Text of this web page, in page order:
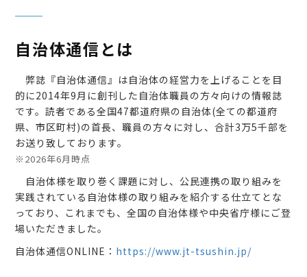
自治体通信とは
弊誌『自治体通信』は自治体の経営力を上げることを目
的に2014年9月に創刊した自治体職員の方々向けの情報誌
です。読者である全国47都道府県の自治体(全ての都道府
県、市区町村)の首長、職員の方々に対し、合計3万5千部を
お送り致しております。
※2026年6月時点
自治体様を取り巻く課題に対し、公民連携の取り組みを
実践されている自治体様の取り組みを紹介する仕立てとな
っており、これまでも、全国の自治体様や中央省庁様にご登
場いただきました。
自治体通信ONLINE： https://www.jt-tsushin.jp/